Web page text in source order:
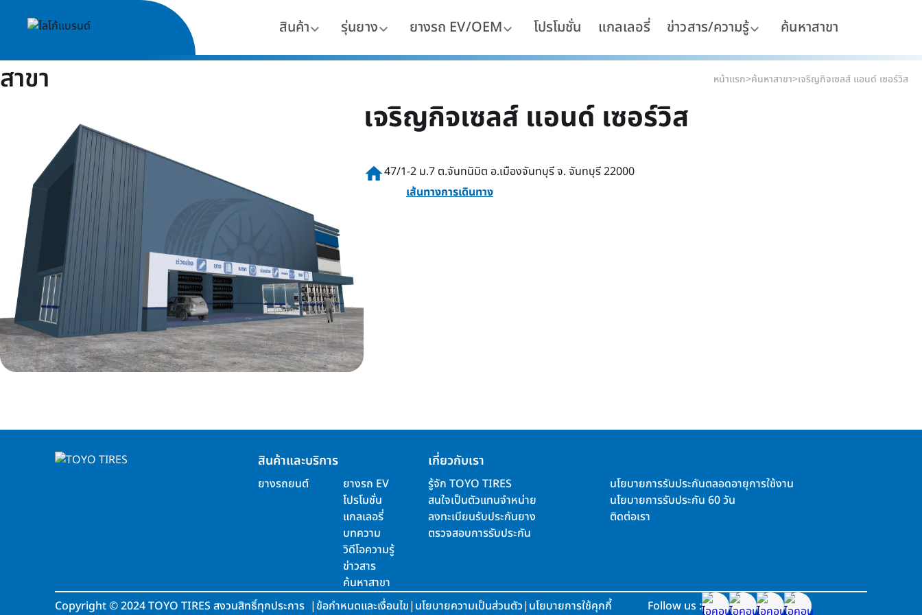
สินค้า รุ่นยาง ยางรถ EV/OEM โปรโมชั่น แกลเลอรี่ ข่าวสาร/ความรู้ ค้นหาสาขา
สาขา หน้าแรก>ค้นหาสาขา>เจริญกิจเซลส์ แอนด์ เซอร์วิส
เจริญกิจเซลส์ แอนด์ เซอร์วิส
home47/1-2 ม.7 ต.จันทนิมิต อ.เมืองจันทบุรี จ. จันทบุรี 22000
เส้นทางการเดินทาง
สินค้าและบริการ
ยางรถยนต์
ยางรถ EV
โปรโมชั่น
แกลเลอรี่
บทความ
วิดีโอความรู้
ข่าวสาร
ค้นหาสาขา
เกี่ยวกับเรา
รู้จัก TOYO TIRES
สนใจเป็นตัวแทนจำหน่าย
ลงทะเบียนรับประกันยาง
ตรวจสอบการรับประกัน
นโยบายการรับประกันตลอดอายุการใช้งาน
นโยบายการรับประกัน 60 วัน
ติดต่อเรา
Copyright©2024 TOYO TIRES สงวนสิทธิ์ทุกประการ | ข้อกำหนดและเงื่อนไข| นโยบายความเป็นส่วนตัว| นโยบายการใช้คุกกี้ Follow us :